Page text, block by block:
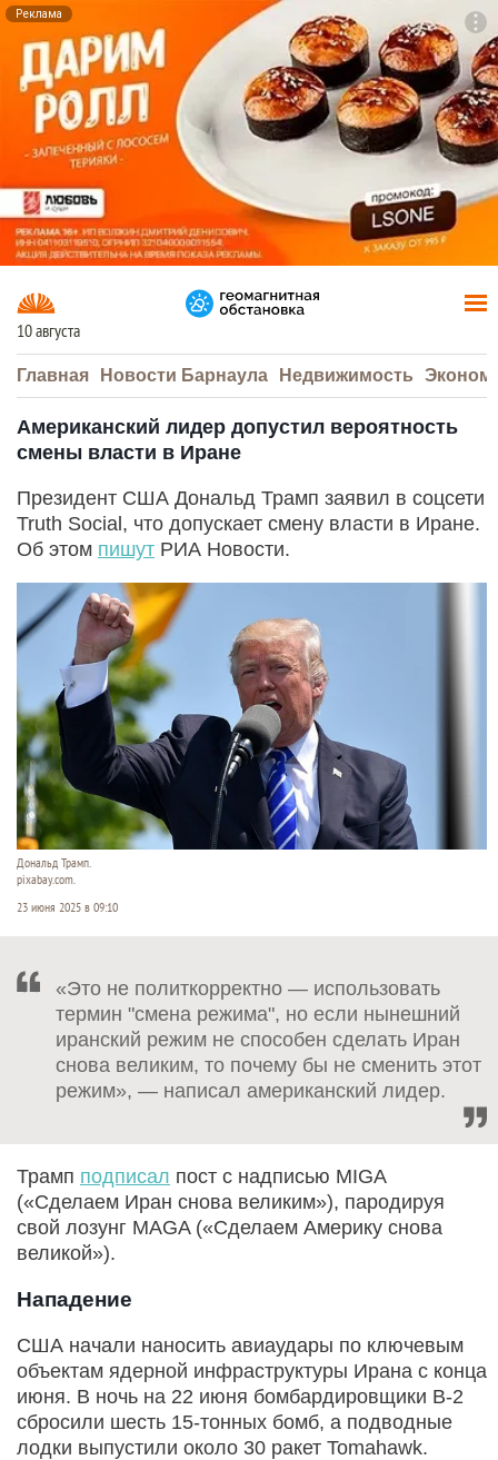
Реклама
10 августа
Главная Новости Барнаула Недвижимость
Американский лидер допустил вероятность
смены власти в Иране
Президент США Дональд Трамп заявил в соцсети
Truth Social, что допускает смену власти в Иране.
Об этом пишут РИА Новости.
Дональд Трамп.
pixabay.com.
23 июня 2025 в 09:10
«Это не политкорректно — использовать
термин "смена режима", но если нынешний
иранский режим не способен сделать Иран
снова великим, то почему бы не сменить этот
режим», — написал американский лидер.
Трамп подписал пост с надписью MIGA
(«Сделаем Иран снова великим»), пародируя
свой лозунг MAGA («Сделаем Америку снова
великой»).
Нападение
США начали наносить авиаудары по ключевым
объектам ядерной инфраструктуры Ирана с конца
июня. В ночь на 22 июня бомбардировщики B-2
сбросили шесть 15-тонных бомб, а подводные
лодки выпустили около 30 ракет Tomahawk.